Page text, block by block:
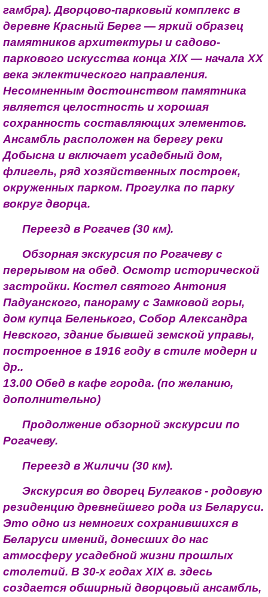
гам­бра). Дворцово-парковый комплекс в
деревне Красный Берег — яркий образец
памятников архитектуры и садово-
паркового искусства конца XIX — начала XX
века эклектического направления.
Несомненным достоинством памятника
является целостность и хорошая
сохранность составляющих элементов.
Ансамбль расположен на берегу реки
Добысна и включает усадебный дом,
флигель, ряд хозяйственных построек,
окруженных парком. Прогулка по парку
вокруг дворца.
Переезд в Рогачев (30 км).
Обзорная экскурсия по Рогачеву с
перерывом на обед. Осмотр исторической
застройки. Костел святого Антония
Падуанского, панораму с Замковой горы,
дом купца Беленького, Собор Александра
Невского, здание бывшей земской управы,
построенное в 1916 году в стиле модерн и
др..
13.00 Обед в кафе города. (по желанию,
дополнительно)
Продолжение обзорной экскурсии по
Рогачеву.
Переезд в Жиличи (30 км).
Экскурсия во дворец Булгаков - родовую
резиденцию древнейшего рода из Беларуси.
Это одно из немногих сохранившихся в
Беларуси имений, донесших до нас
атмосферу усадебной жизни прошлых
столетий. В 30-х годах XIX в. здесь
создается обширный дворцовый ансамбль,